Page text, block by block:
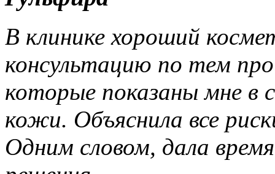
В клинике хороший
консультацию по тем
которые показаны мне в
кожи. Объяснила все
Одним словом, дала